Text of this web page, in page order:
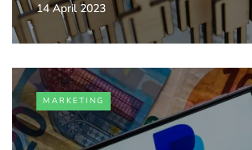
14 April 2023
MARKETING